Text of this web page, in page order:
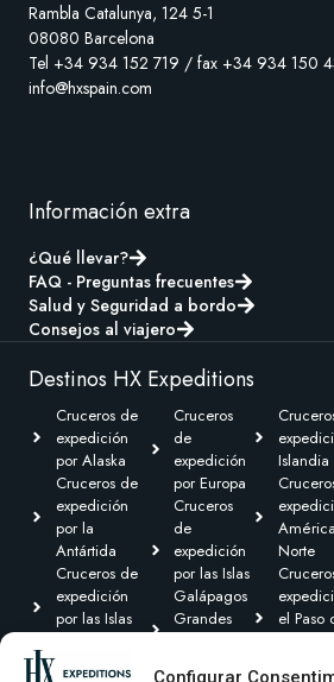
Configurar
Rambla Catalunya, 124 5-1
08080 Barcelona
Tel +34 934 152 719 / fax +34 934 150
info@hxspain.com
Información extra
¿Qué llevar?
FAQ - Preguntas frecuentes
Salud y Seguridad a bordo
Consejos al viajero
Destinos HX Expeditions
Cruceros de
expedición
por Alaska
Cruceros de
expedición
por la
Antártida
Cruceros de
expedición
por las Islas
Cruceros de
Cruceros
de
expedición
por Europa
Cruceros
de
expedición
por las Islas
Galápagos
Grandes
Islandia
Norte
el Paso